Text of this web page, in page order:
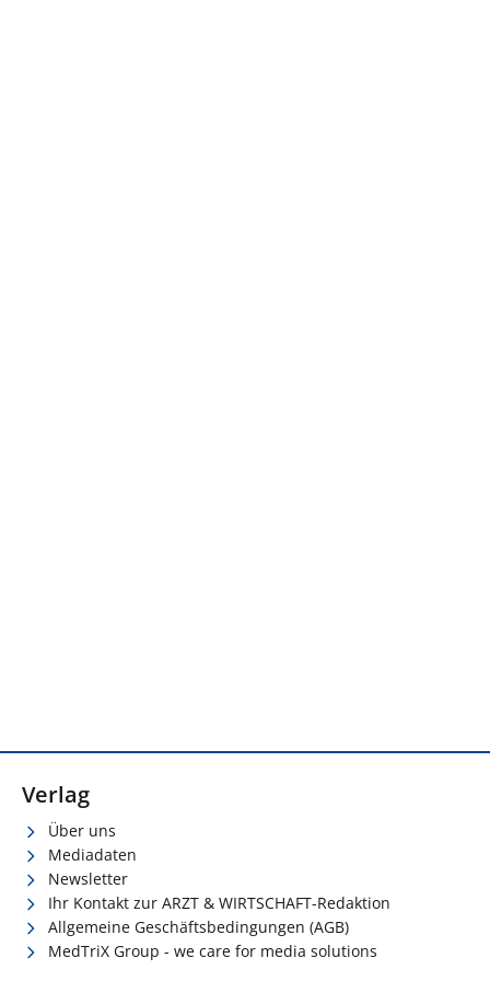
Verlag
Über uns
Mediadaten
Newsletter
Ihr Kontakt zur ARZT & WIRTSCHAFT-Redaktion
Allgemeine Geschäftsbedingungen (AGB)
MedTriX Group - we care for media solutions